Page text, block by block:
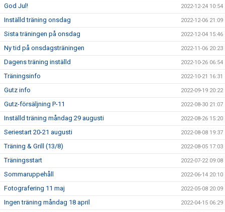
God Jul! 2022-12-24 10:54
Inställd träning onsdag 2022-12-06 21:09
Sista träningen på onsdag 2022-12-04 15:46
Ny tid på onsdagsträningen 2022-11-06 20:23
Dagens träning inställd 2022-10-26 06:54
Träningsinfo 2022-10-21 16:31
Gutz info 2022-09-19 20:22
Gutz-försäljning P-11 2022-08-30 21:07
Inställd träning måndag 29 augusti 2022-08-26 15:20
Seriestart 20-21 augusti 2022-08-08 19:37
Träning & Grill (13/8) 2022-08-05 17:03
Träningsstart 2022-07-22 09:08
Sommaruppehåll 2022-06-14 20:10
Fotografering 11 maj 2022-05-08 20:09
Ingen träning måndag 18 april 2022-04-15 06:29